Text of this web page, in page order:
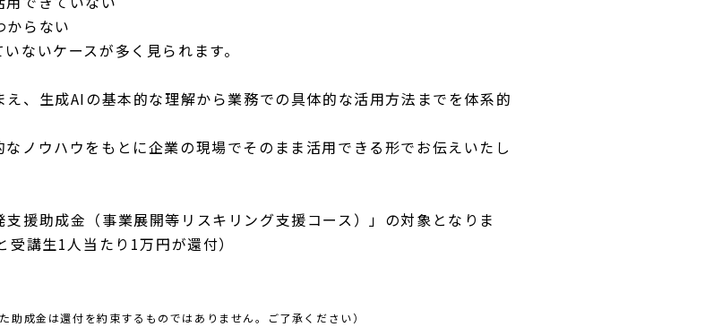
からない
ないケースが多く見られます。
、生成AIの基本的な理解から業務での具体的な活用方法までを体系的
ノウハウをもとに企業の現場でそのまま活用できる形でお伝えいたし
援助成金（事業展開等リスキリング支援コース）」の対象となりま
講生1人当たり1万円が還付）
助成金は還付を約束するものではありません。ご了承ください）